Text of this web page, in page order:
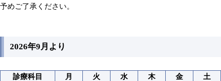
予めご了承ください。
2026年9月より
診療科目 月 火 水 木 金 土